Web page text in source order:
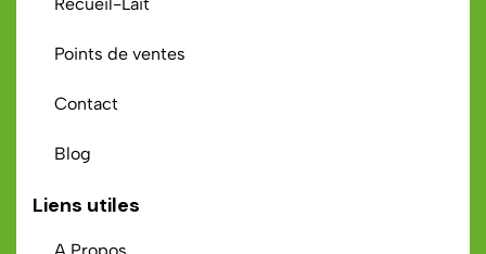
Points de ventes
Contact
Blog
Liens utiles